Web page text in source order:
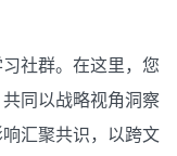
社群。在这里，您
同以战略视角洞察
汇聚共识，以跨文